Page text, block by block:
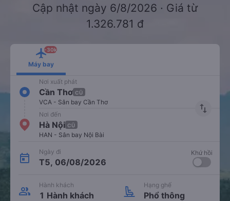
Cập nhật ngày 6/8/2026 · Giá từ
1.326.781 đ
Máy bay
-30k
Nơi xuất phát
Cần Thơ CŨ
VCA - Sân bay Cần Thơ
import_export
Nơi đến
Hà Nội CŨ
HAN - Sân bay Nội Bài
Ngày đi
T5, 06/08/2026
Khứ hồi
Hành khách
1 Hành khách
Hạng ghế
Phổ thông